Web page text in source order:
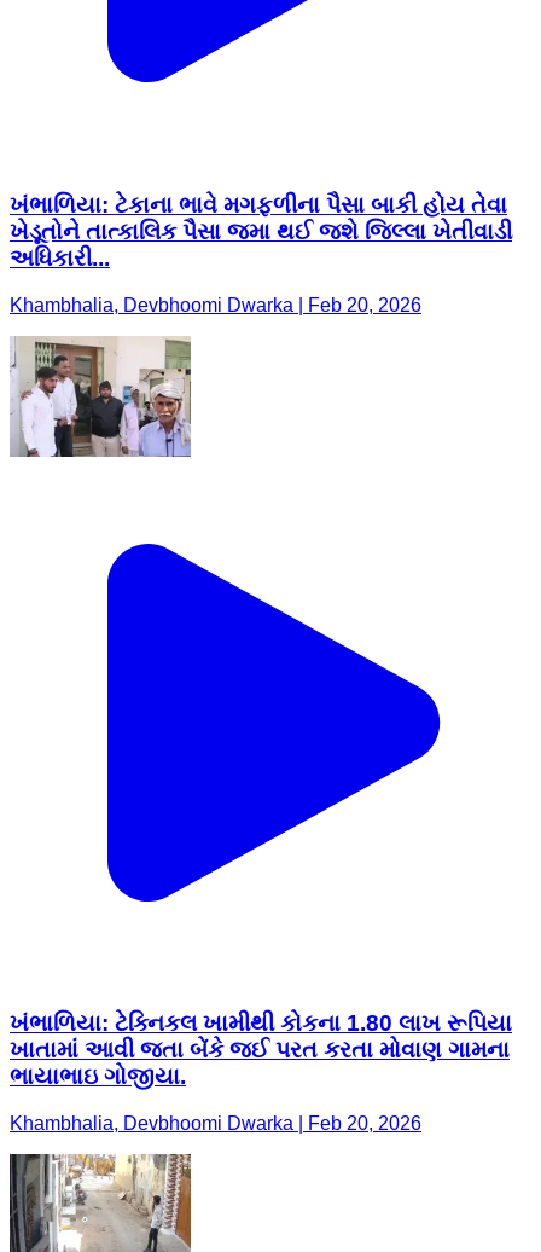
ખંભાળિયા: ટેકાના ભાવે મગફળીના પૈસા બાકી હોય તેવા
ખેડૂતોને તાત્કાલિક પૈસા જમા થઈ જશે જિલ્લા ખેતીવાડી
અધિકારી...
Khambhalia, Devbhoomi Dwarka | Feb 20, 2026
ખંભાળિયા: ટેક્નિકલ ખામીથી કોકના 1.80 લાખ રૂપિયા
ખાતામાં આવી જતા બેંકે જઈ પરત કરતા મોવાણ ગામના
ભાયાભાઇ ગોજીયા.
Khambhalia, Devbhoomi Dwarka | Feb 20, 2026